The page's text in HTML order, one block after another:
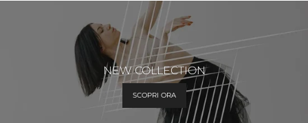
NEW COLLECTION
SCOPRI ORA